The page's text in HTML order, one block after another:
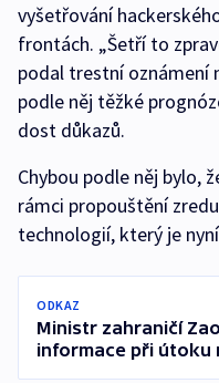
vyšetřování
frontách. „Šetří to
podal trestní oznámení
podle něj těžké
dost důkazů.
Chybou podle něj bylo,
rámci propouštění
technologií, který je
ODKAZ
Ministr zahraničí
informace při útoku